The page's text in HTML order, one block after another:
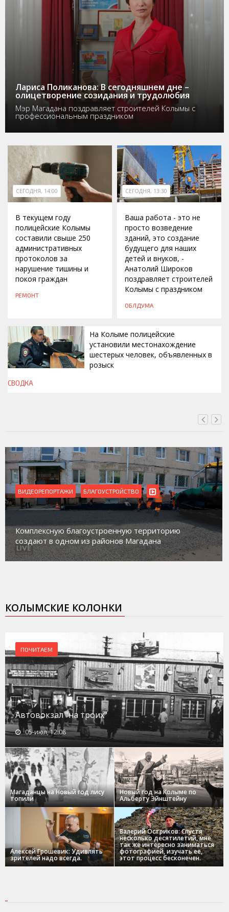
Лариса Поликанова: В сегодняшнем дне –
олицетворение созидания и трудолюбия
Мэр Магадана поздравляет строителей Колымы с
профессиональным праздником
СЕГОДНЯ, 14:00
В текущем году
полицейские Колымы
составили свыше 250
административных
протоколов за
нарушение тишины и
покоя граждан
РЕМОНТ
СЕГОДНЯ, 13:30
Ваша работа - это не
просто возведение
зданий, это создание
будущего для наших
детей и внуков, -
Анатолий Широков
поздравляет строителей
Колымы с праздником
ОБЛДУМА
СЕГОДНЯ, 13:00
На Колыме полицейские
установили местонахождение
шестерых человек, объявленных в
розыск
СВОДКА
ВИДЕОРЕПОРТАЖИ БЛАГОУСТРОЙСТВО
Комплексную благоустроенную территорию
создают в одном из районов Магадана
КОЛЫМСКИЕ КОЛОНКИ
ПОЧИТАЕМ
Автовокзал "на троих"
05-июл, 12:08
Магаданцы на Новый год лису
топили
Новый год на Колыме по
Альберту Эйнштейну
Алексей Грошевик: Удивлять
зрителей надо всегда.
Валерий Остриков: Спустя
несколько десятилетий, мне
так же интересно заниматься
фотографией, изучать ее,
этот процесс бесконечен.